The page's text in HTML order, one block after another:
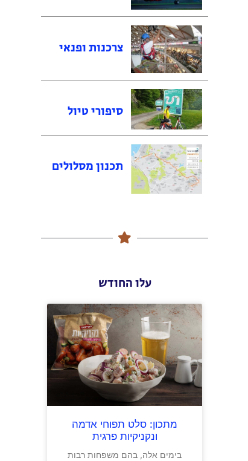
צרכנות ופנאי
סיפורי טיול
תכנון מסלולים
עלו החודש
מתכון: סלט תפוחי אדמה
ונקניקיות פרגית
בימים אלה, בהם משפחות רבות